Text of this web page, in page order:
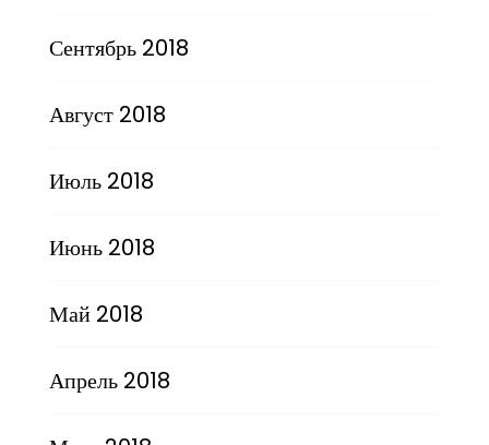
Сентябрь 2018
Август 2018
Июль 2018
Июнь 2018
Май 2018
Апрель 2018